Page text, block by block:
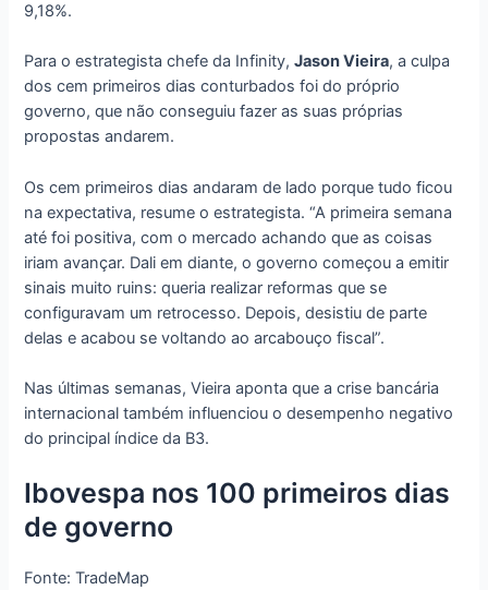
9,18%.
Para o estrategista chefe da Infinity,Jason Vieira, a culpa
dos cem primeiros dias conturbados foi do próprio
governo, que não conseguiu fazer as suas próprias
propostas andarem.
Os cem primeiros dias andaram de lado porque tudo ficou
na expectativa, resume o estrategista. “A primeira semana
até foi positiva, com o mercado achando que as coisas
iriam avançar. Dali em diante, o governo começou a emitir
sinais muito ruins: queria realizar reformas que se
configuravam um retrocesso. Depois, desistiu de parte
delas e acabou se voltando ao arcabouço fiscal”.
Nas últimas semanas, Vieira aponta que a crise bancária
internacional também influenciou o desempenho negativo
do principal índice da B3.
Ibovespa nos 100 primeiros dias
de governo
Fonte: TradeMap